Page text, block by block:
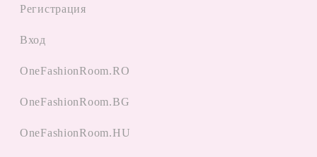
Регистрация
Вход
OneFashionRoom.RO
OneFashionRoom.BG
OneFashionRoom.HU